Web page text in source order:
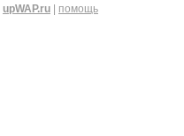
upWAP.ru помощь